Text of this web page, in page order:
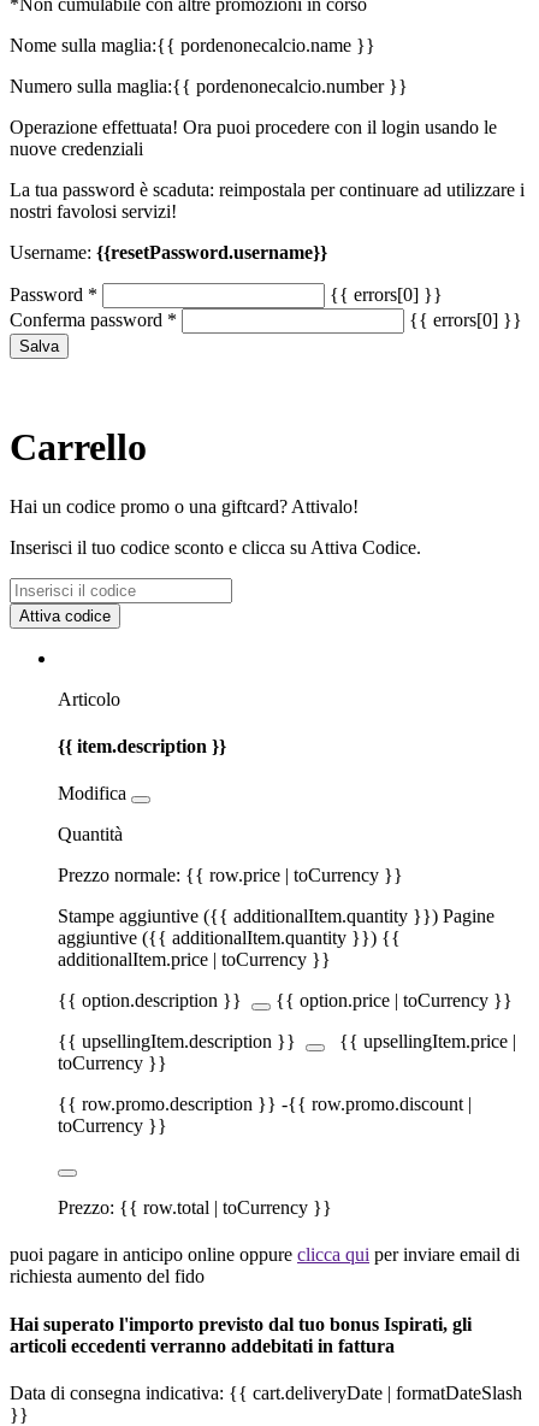
Nome sulla maglia:{{ pordenonecalcio.name }}
Numero sulla maglia:{{ pordenonecalcio.number }}
Operazione effettuata! Ora puoi procedere con il login usando le
nuove credenziali
La tua password è scaduta: reimpostala per continuare ad utilizzare i
nostri favolosi servizi!
Username: {{resetPassword.username}}
Password *
{{ errors[0] }}
Conferma password * {{ errors[0] }}
Salva
Carrello
Hai un codice promo o una giftcard? Attivalo!
Inserisci il tuo codice sconto e clicca su Attiva Codice.
Attiva codice
Articolo
{{ item.description }}
Modifica
Quantità
Prezzo normale: {{ row.price | toCurrency }}
Stampe aggiuntive ({{ additionalItem.quantity }}) Pagine
aggiuntive ({{ additionalItem.quantity }}) {{
additionalItem.price | toCurrency }}
{{ option.description }}
{{ option.price | toCurrency }}
{{ upsellingItem.description }}
{{ upsellingItem.price |
toCurrency }}
{{ row.promo.description }} -{{ row.promo.discount |
toCurrency }}
Prezzo: {{ row.total | toCurrency }}
puoi pagare in anticipo online oppure clicca qui per inviare email di
richiesta aumento del fido
Hai superato l'importo previsto dal tuo bonus Ispirati, gli
articoli eccedenti verranno addebitati in fattura
Data di consegna indicativa: {{ cart.deliveryDate | formatDateSlash
}}